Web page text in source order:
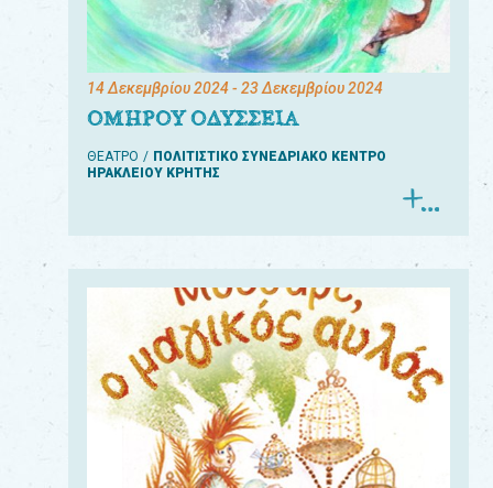
14 Δεκεμβρίου 2024- 23 Δεκεμβρίου 2024
ΟΜΗΡΟΥ ΟΔΥΣΣΕΙΑ
ΘΕΑΤΡΟ
ΠΟΛΙΤΙΣΤΙΚΟ ΣΥΝΕΔΡΙΑΚΟ ΚΕΝΤΡΟ
ΗΡΑΚΛΕΙΟΥ ΚΡΗΤΗΣ